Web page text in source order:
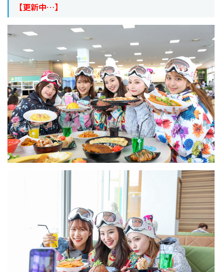
【更新中…】